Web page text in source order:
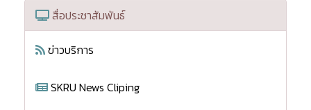
สื่อประชาสัมพันธ์
ข่าวบริการ
SKRU News Cliping